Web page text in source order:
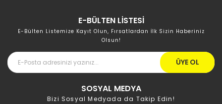
E-BÜLTEN LİSTESİ
E-Bülten Listemize Kayıt Olun, Fırsatlardan İlk Sizin Haberiniz
Olsun!
ÜYE OL
SOSYAL MEDYA
Bizi Sosyal Medyada da Takip Edin!